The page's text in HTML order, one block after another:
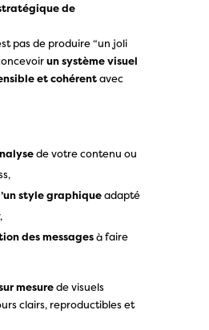
de
pas de produire “un joli
un système visuel
et cohérentavec
de votre contenu ou
style graphiqueadapté
des messagesà faire
mesurede visuels
clairs, reproductibles et